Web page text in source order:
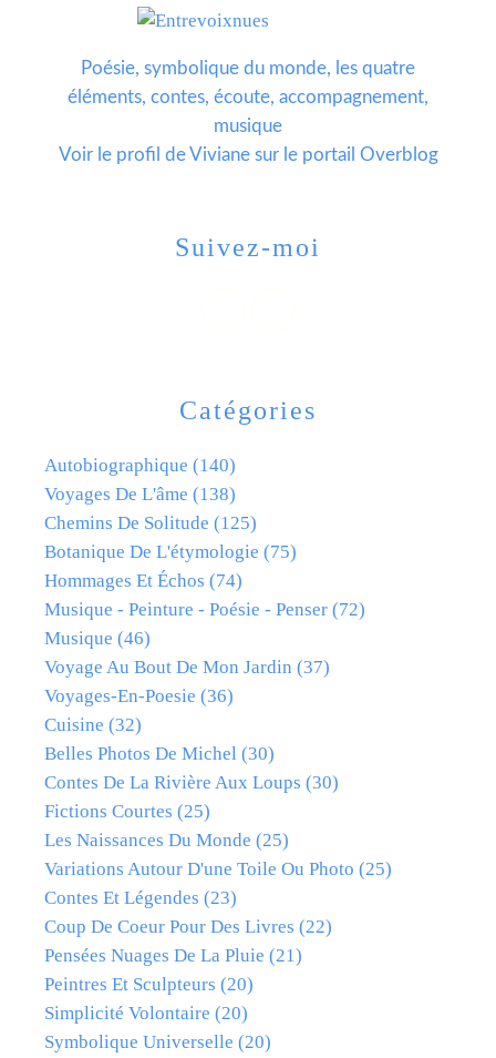
Catégories
Autobiographique (140)
Voyages De L'âme (138)
Chemins De Solitude (125)
Botanique De L'étymologie (75)
Hommages Et Échos (74)
Musique - Peinture - Poésie - Penser (72)
Musique (46)
Voyage Au Bout De Mon Jardin (37)
Voyages-En-Poesie (36)
Cuisine (32)
Belles Photos De Michel (30)
Contes De La Rivière Aux Loups (30)
Fictions Courtes (25)
Les Naissances Du Monde (25)
Variations Autour D'une Toile Ou Photo (25)
Contes Et Légendes (23)
Coup De Coeur Pour Des Livres (22)
Pensées Nuages De La Pluie (21)
Peintres Et Sculpteurs (20)
Simplicité Volontaire (20)
Symbolique Universelle (20)
Poésie, symbolique du monde, les quatre
éléments, contes, écoute, accompagnement,
musique
Voir le profil deVivianesur le portail Overblog
Suivez-moi